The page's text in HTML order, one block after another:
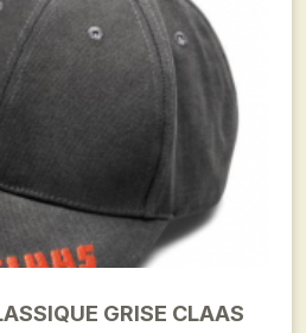
GRISE CLAAS